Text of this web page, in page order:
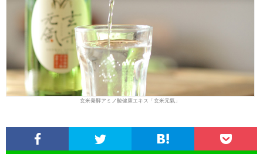
玄米発酵アミノ酸健康エキス「玄米元氣」